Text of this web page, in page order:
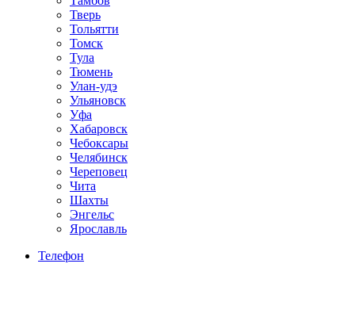
Тверь
Тольятти
Томск
Тула
Тюмень
Улан-удэ
Ульяновск
Уфа
Хабаровск
Чебоксары
Челябинск
Череповец
Чита
Шахты
Энгельс
Ярославль
Телефон